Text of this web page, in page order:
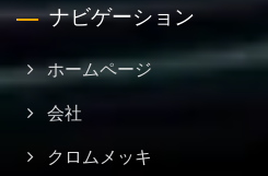
ナビゲーション
ホームページ
会社
クロムメッキ